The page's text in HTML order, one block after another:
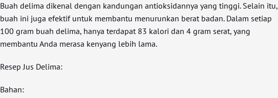
Buah delima dikenal dengan kandungan antioksidannya yang tinggi. Selain itu,
buah ini juga efektif untuk membantu menurunkan berat badan. Dalam setiap
100 gram buah delima, hanya terdapat 83 kalori dan 4 gram serat, yang
membantu Anda merasa kenyang lebih lama.
Resep Jus Delima:
Bahan: